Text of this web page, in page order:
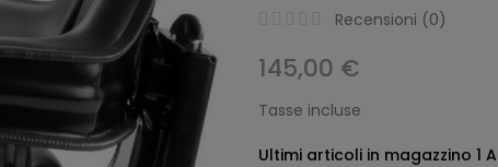
Recensioni (0)
145,00 €
Tasse incluse
Ultimi articoli in magazzino 1